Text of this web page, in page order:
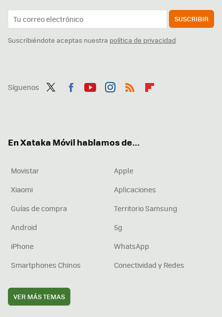
SUSCRIBIR
Suscribiéndote aceptas nuestra política de privacidad
Síguenos
En Xataka Móvil hablamos de...
Movistar
Apple
Xiaomi
Aplicaciones
Guías de compra
Territorio Samsung
Android
5g
iPhone
WhatsApp
Smartphones Chinos
Conectividad y Redes
VER MÁS TEMAS